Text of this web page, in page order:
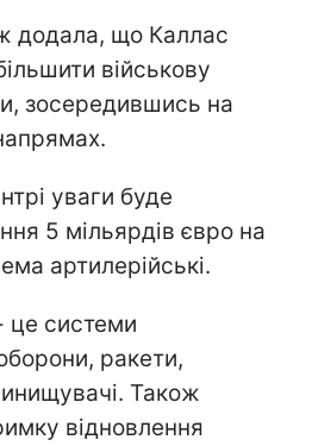
додала, що Каллас
військову
зосередившись на
уваги буде
5 мільярдів євро на
артилерійські.
це системи
ракети,
Також
відновлення